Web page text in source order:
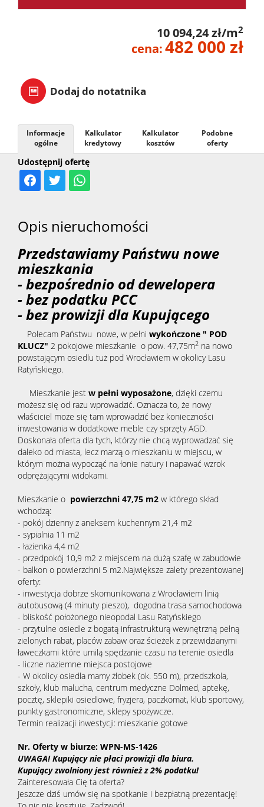
10 094,24 zł/m2
cena:482 000 zł
Dodaj do notatnika
Udostępnij ofertę
Informacje
ogólne
Kalkulator
kredytowy
Kalkulator
kosztów
Podobne
oferty
Opis nieruchomości
Przedstawiamy Państwu nowe
mieszkania
- bezpośrednio od dewelopera
- bez podatku PCC
- bez prowizji dla Kupującego
Polecam Państwu nowe, w pełni wykończone " POD
KLUCZ" 2 pokojowe mieszkanie o pow. 47,75m2 na nowo
powstającym osiedlu tuż pod Wrocławiem w okolicy Lasu
Ratyńskiego.
Mieszkanie jest w pełni wyposażone, dzięki czemu
możesz się od razu wprowadzić. Oznacza to, że nowy
właściciel może się tam wprowadzić bez konieczności
inwestowania w dodatkowe meble czy sprzęty AGD.
Doskonała oferta dla tych, którzy nie chcą wyprowadzać się
daleko od miasta, lecz marzą o mieszkaniu w miejscu, w
którym można wypocząć na łonie natury i napawać wzrok
odprężającymi widokami.
Mieszkanie o powierzchni 47,75 m2 w którego skład
wchodzą:
- pokój dzienny z aneksem kuchennym 21,4 m2
- sypialnia 11 m2
- łazienka 4,4 m2
- przedpokój 10,9 m2 z miejscem na dużą szafę w zabudowie
- balkon o powierzchni 5 m2.Największe zalety prezentowanej
oferty:
- inwestycja dobrze skomunikowana z Wrocławiem linią
autobusową (4 minuty pieszo), dogodna trasa samochodowa
- bliskość położonego nieopodal Lasu Ratyńskiego
- przytulne osiedle z bogatą infrastrukturą wewnętrzną pełną
zielonych rabat, placów zabaw oraz ścieżek z przewidzianymi
ławeczkami które umilą spędzanie czasu na terenie osiedla
- liczne naziemne miejsca postojowe
- W okolicy osiedla mamy żłobek (ok. 550 m), przedszkola,
szkoły, klub malucha, centrum medyczne Dolmed, aptekę,
pocztę, sklepiki osiedlowe, fryzjera, paczkomat, klub sportowy,
punkty gastronomiczne, sklepy spożywcze.
Termin realizacji inwestycji: mieszkanie gotowe
Nr. Oferty w biurze: WPN-MS-1426
UWAGA! Kupujący nie płaci prowizji dla biura.
Kupujący zwolniony jest również z 2% podatku!
Zainteresowała Cię ta oferta?
Jeszcze dziś umów się na spotkanie i bezpłatną prezentację!